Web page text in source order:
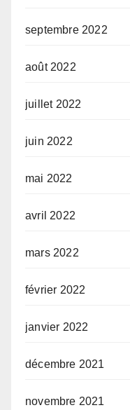
septembre 2022
août 2022
juillet 2022
juin 2022
mai 2022
avril 2022
mars 2022
février 2022
janvier 2022
décembre 2021
novembre 2021